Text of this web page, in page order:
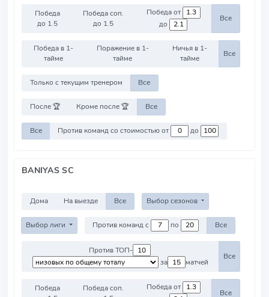
Победа
до 1.5
Победа соп.
до 1.5
Победа от
до
Все
Победа в 1-
тайме
Поражение в 1-
тайме
Ничья в 1-
тайме
Все
Только с текущим тренером Все
После 🏆 Кроме после 🏆 Все
Все Против команд со стоимостью от до
BANIYAS SC
Дома На выезде Все Выбор сезонов
Выбор лиги Против команд с по Все
Против ТОП-
за
матчей
Все
Победа
Победа соп.
Победа от
Все